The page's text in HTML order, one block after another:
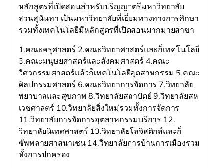
หลักสูตรที่เปิดสอนสำหรับปริญญาตรีมหาวิทยาลัย
สวนสุนันทา เป็นมหาวิทยาลัยที่เยี่ยมทางทางการศึกษา
รวมทั้งเทคโนโลยีมีหลักสูตรที่เปิดสอนมากมายสาขา
1.คณะครุศาสตร์ 2.คณะวิทยาศาสตร์และก็เทคโนโลยี
3.คณะมนุษยศาสตร์และสังคมศาสตร์ 4.คณะ
วิศวกรรมศาสตร์แล้วก็เทคโนโลยีอุตสาหกรรม 5.คณะ
ศิลปกรรมศาสตร์ 6.คณะวิทยาการจัดการ 7.วิทยาลัย
พยาบาลและสุขภาพ 8.วิทยาลัยสถาปัตย์ 9.วิทยาลัยสห
เวชศาสตร์ 10.วิทยาลัยสิ่งใหม่รวมทั้งการจัดการ
11.วิทยาลัยการจัดการอุตสาหกรรมบริการ 12.
วิทยาลัยนิเทศศาสตร์ 13.วิทยาลัยโลจิสติกส์และก็
ซัพพลายศาสนาเชน 14.วิทยาลัยการบ้านการเมืองรวม
ทั้งการปกครอง